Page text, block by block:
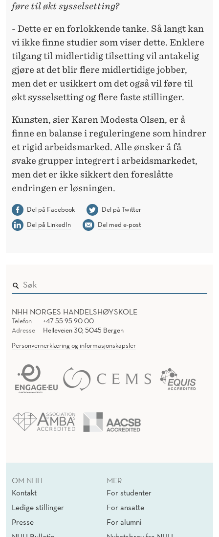
føre til økt sysselsetting?
- Dette er en forlokkende tanke. Så langt kan
vi ikke finne studier som viser dette. Enklere
tilgang til midlertidig tilsetting vil antakelig
gjøre at det blir flere midlertidige jobber,
men det er usikkert om det også vil føre til
økt sysselsetting og flere faste stillinger.
Kunsten, sier Karen Modesta Olsen, er å
finne en balanse i reguleringene som hindrer
et rigid arbeidsmarked. Alle ønsker å få
svake grupper integrert i arbeidsmarkedet,
men det er ikke sikkert den foreslåtte
endringen er løsningen.
Del på Facebook
Del på Twitter
Del på LinkedIn
Del med e-post
NHH NORGES HANDELSHØYSKOLE
Telefon
+47 55 95 90 00
Adresse
Helleveien 30, 5045 Bergen
Personvernerklæring og informasjonskapsler
OM NHH
Kontakt
Ledige stillinger
Presse
MER
For studenter
For ansatte
For alumni